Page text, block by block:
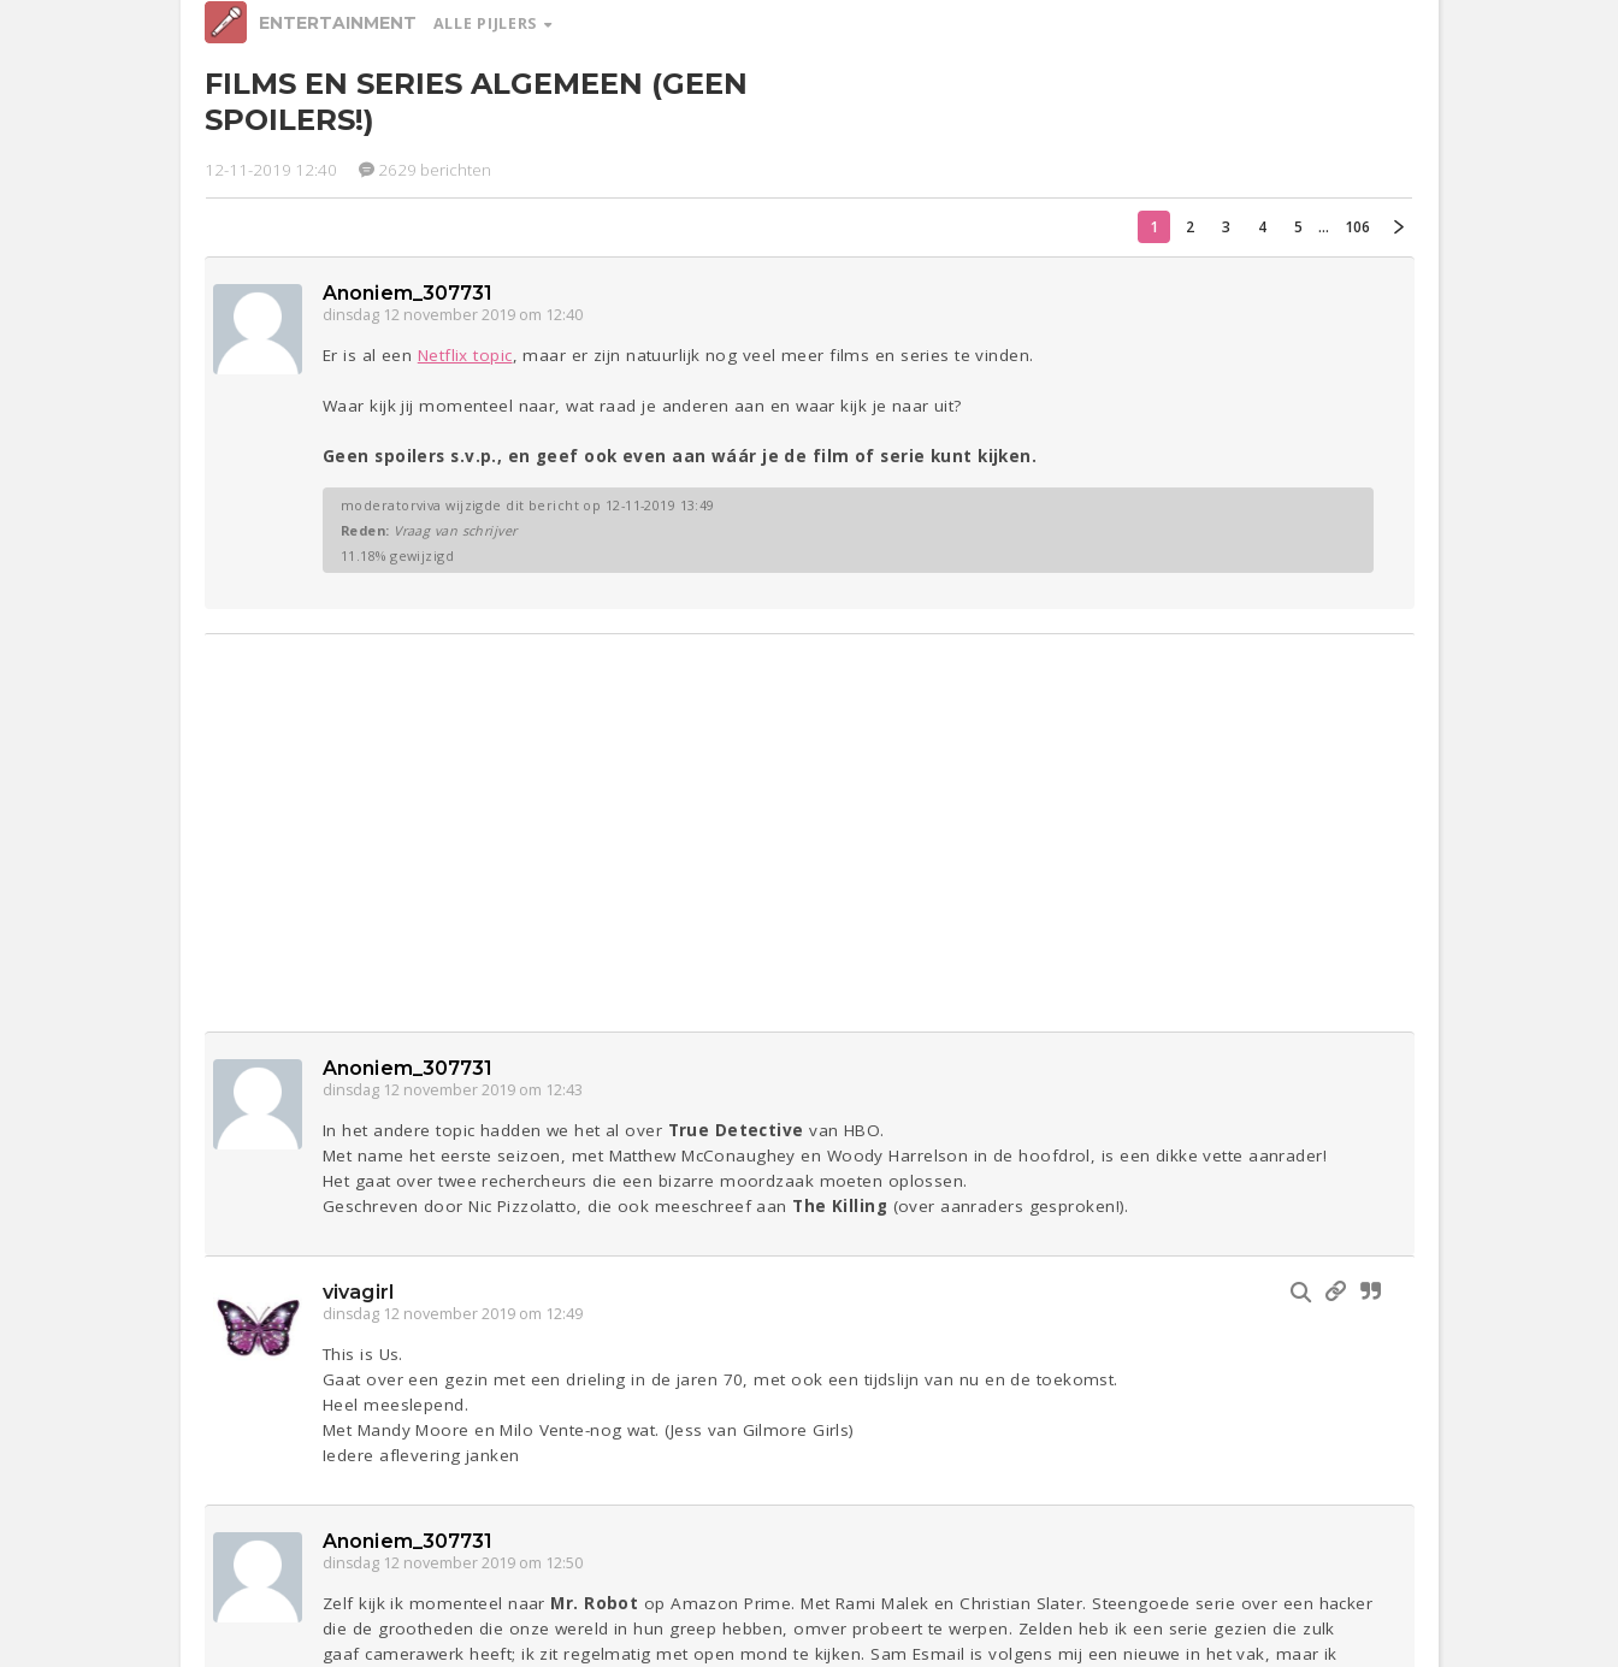
ENTERTAINMENT ALLE PIJLERS
Reizen
Lezen
FILMS EN SERIES ALGEMEEN (GEEN
SPOILERS!)
12-11-2019 12:40 2629 berichten
1 2 3 4 5 ... 106
Anoniem_307731
dinsdag 12 november 2019 om 12:40
Er is al een Netflix topic, maar er zijn natuurlijk nog veel meer films en series te vinden.
Waar kijk jij momenteel naar, wat raad je anderen aan en waar kijk je naar uit?
Geen spoilers s.v.p., en geef ook even aan wáár je de film of serie kunt kijken.
moderatorviva wijzigde dit bericht op 12-11-2019 13:49
Reden: Vraag van schrijver
11.18% gewijzigd
Anoniem_307731
dinsdag 12 november 2019 om 12:43
In het andere topic hadden we het al over True Detective van HBO.
Met name het eerste seizoen, met Matthew McConaughey en Woody Harrelson in de hoofdrol, is een dikke vette aanrader!
Het gaat over twee rechercheurs die een bizarre moordzaak moeten oplossen.
Geschreven door Nic Pizzolatto, die ook meeschreef aan The Killing (over aanraders gesproken!).
vivagirl
dinsdag 12 november 2019 om 12:49
This is Us.
Gaat over een gezin met een drieling in de jaren 70, met ook een tijdslijn van nu en de toekomst.
Heel meeslepend.
Met Mandy Moore en Milo Vente-nog wat. (Jess van Gilmore Girls)
Iedere aflevering janken
Anoniem_307731
dinsdag 12 november 2019 om 12:50
Zelf kijk ik momenteel naar Mr. Robot op Amazon Prime. Met Rami Malek en Christian Slater. Steengoede serie over een hacker
die de grootheden die onze wereld in hun greep hebben, omver probeert te werpen. Zelden heb ik een serie gezien die zulk
gaaf camerawerk heeft; ik zit regelmatig met open mond te kijken. Sam Esmail is volgens mij een nieuwe in het vak, maar ik